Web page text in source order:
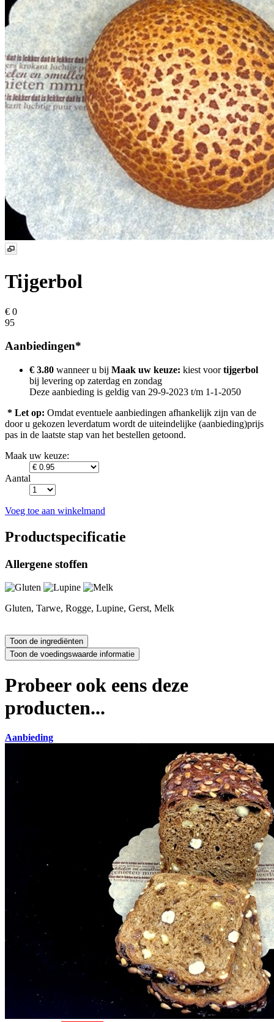
Tijgerbol
€ 0
95
Aanbiedingen*
€ 3.80 wanneer u bij Maak uw keuze: kiest voortijgerbol
bij levering op zaterdag en zondag
Deze aanbieding is geldig van 29-9-2023 t/m 1-1-2050
* Let op: Omdat eventuele aanbiedingen afhankelijk zijn van de
door u gekozen leverdatum wordt de uiteindelijke (aanbieding)prijs
pas in de laatste stap van het bestellen getoond.
Maak uw keuze:
Aantal
Voeg toe aan winkelmand
Productspecificatie
Allergene stoffen
Gluten, Tarwe, Rogge, Lupine, Gerst, Melk
Probeer ook eens deze
producten...
Aanbieding